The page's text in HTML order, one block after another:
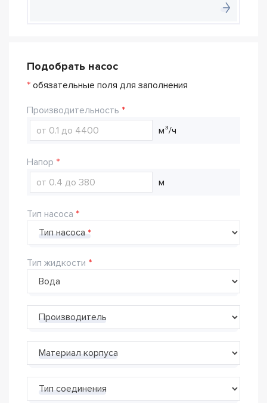
Подобрать насос
* обязательные поля для заполнения
Производительность
м³/ч
Напор
м
Тип насоса
Тип насоса
Тип жидкости
Производитель
Материал корпуса
Тип соединения